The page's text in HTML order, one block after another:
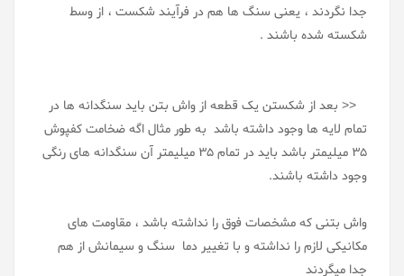
جدا نگردند ، یعنی سنگ ها هم در فرآیند شکست ، از وسط
شکسته شده باشند .
<< بعد از شکستن یک قطعه از واش بتن باید سنگدانه ها در
تمام لایه ها وجود داشته باشد به طور مثال اگه ضخامت کفپوش
35 میلیمتر باشد باید در تمام 35 میلیمتر آن سنگدانه های رنگی
وجود داشته باشند.
واش بتنی که مشخصات فوق را نداشته باشد ، مقاومت های
مکانیکی لازم را نداشته و با تغییر دما سنگ و سیمانش از هم
جدا میگردند